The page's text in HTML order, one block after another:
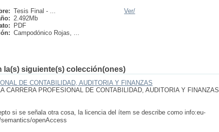
Tesis Final - ...
2.492Mb
PDF
Campodónico Rojas, ...
Ver/
la(s) siguiente(s) colección(ones)
DE CONTABILIDAD, AUDITORIA Y FINANZAS
CARRERA PROFESIONAL DE CONTABILIDAD, AUDITORIA Y FINANZAS
si se señala otra cosa, la licencia del ítem se describe como info:eu-
semantics/openAccess